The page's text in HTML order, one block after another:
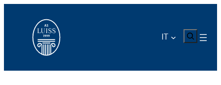
contenuto
CERCA